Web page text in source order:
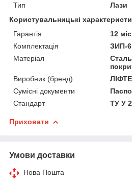
Тип
Лази
Користувальницькі
Гарантія
12
Комплектація
ЗИП-6
Матеріал
Виробник (бренд)
Сумісні документи
Стандарт
ТУ У
Приховати
Умови доставки
Нова Пошта